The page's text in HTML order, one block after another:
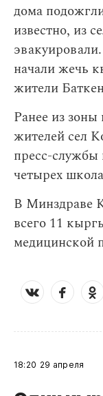
дома
известно, из
начали жечь
жители
Ранее из
жителей сел
пресс-службы
четырех
В Минздраве
всего 11
медицинской
18:20 29 апреля